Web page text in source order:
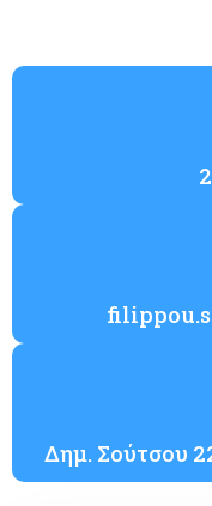
Δημ. Σούτσου